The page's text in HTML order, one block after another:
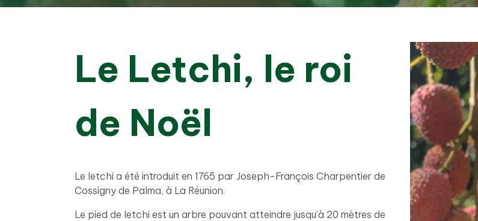
Le Letchi, le roi
de Noël
Le letchi a été introduit en 1765 par Joseph-François Charpentier de
Cossigny de Palma, à La Réunion.
Le pied de letchi est un arbre pouvant atteindre jusqu’à 20 mètres de